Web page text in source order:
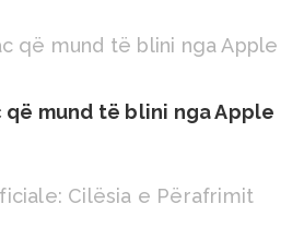
mund të blini nga Apple